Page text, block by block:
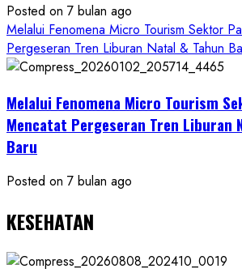
Posted on 7 bulan ago
Melalui Fenomena Micro Tourism Sektor
Pergeseran Tren Liburan Natal & Tahun
Melalui Fenomena Micro Tourism
Mencatat Pergeseran Tren Liburan
Baru
Posted on 7 bulan ago
KESEHATAN